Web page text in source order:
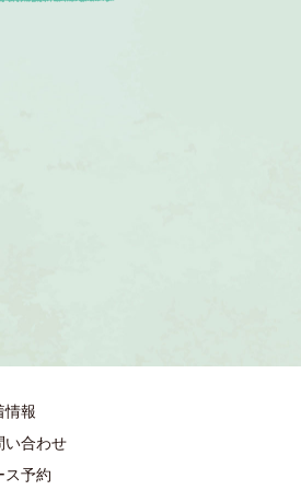
情報
い合わせ
ス予約